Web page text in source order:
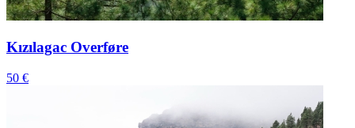
Kızılagac Overføre
50 €